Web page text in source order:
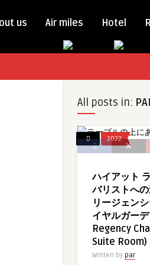
us Air miles Hotel
All posts in:
2022
ハイアット
バリストへ
リージェン
イヤルガー
Regency
Suite Room)
Written by par